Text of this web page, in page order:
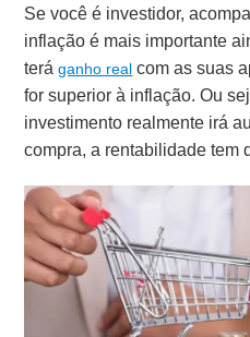
Se você é investidor,
inflação é mais importante
teráganho real com as suas
for superior à inflação. Ou
investimento realmente irá
compra, a rentabilidade tem